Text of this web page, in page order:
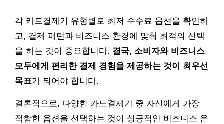
각 카드결제기 유형별로 최저 수수료 옵션을 확인하
고, 결제 패턴과 비즈니스 환경에 맞춰 최적의 선택
을 하는 것이 중요합니다. 결국, 소비자와 비즈니스
모두에게 편리한 결제 경험을 제공하는 것이 최우선
목표가 되어야 합니다.
결론적으로, 다양한 카드결제기 중 자신에게 가장
적합한 옵션을 선택하는 것이 성공적인 비즈니스 운